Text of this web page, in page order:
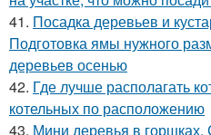
41. Посадка деревьев и
Подготовка ямы нужного
деревьев осенью
42. Где лучше располагать
котельных по расположению
43. Мини деревья в